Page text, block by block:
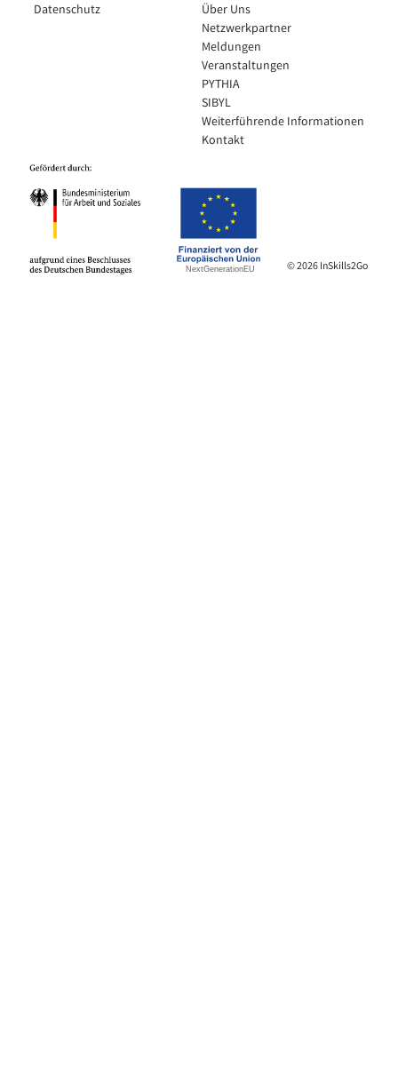
Datenschutz
Über Uns
Netzwerkpartner
Meldungen
Veranstaltungen
PYTHIA
SIBYL
Weiterführende Informationen
Kontakt
© 2026 InSkills2Go